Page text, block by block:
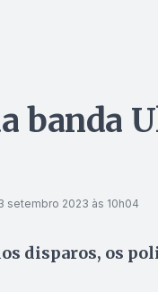
banda
setembro 2023 às 10h04
disparos, os